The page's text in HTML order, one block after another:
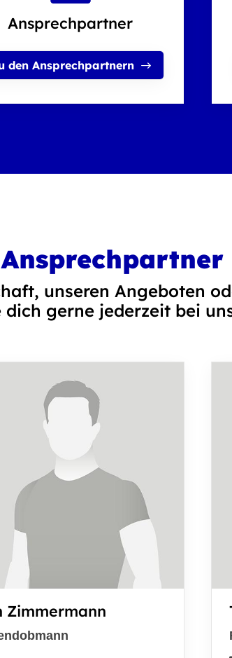
Ansprechpartner
den Ansprechpartnern
unseren Angeboten
dich gerne jederzeit bei
Zimmermann